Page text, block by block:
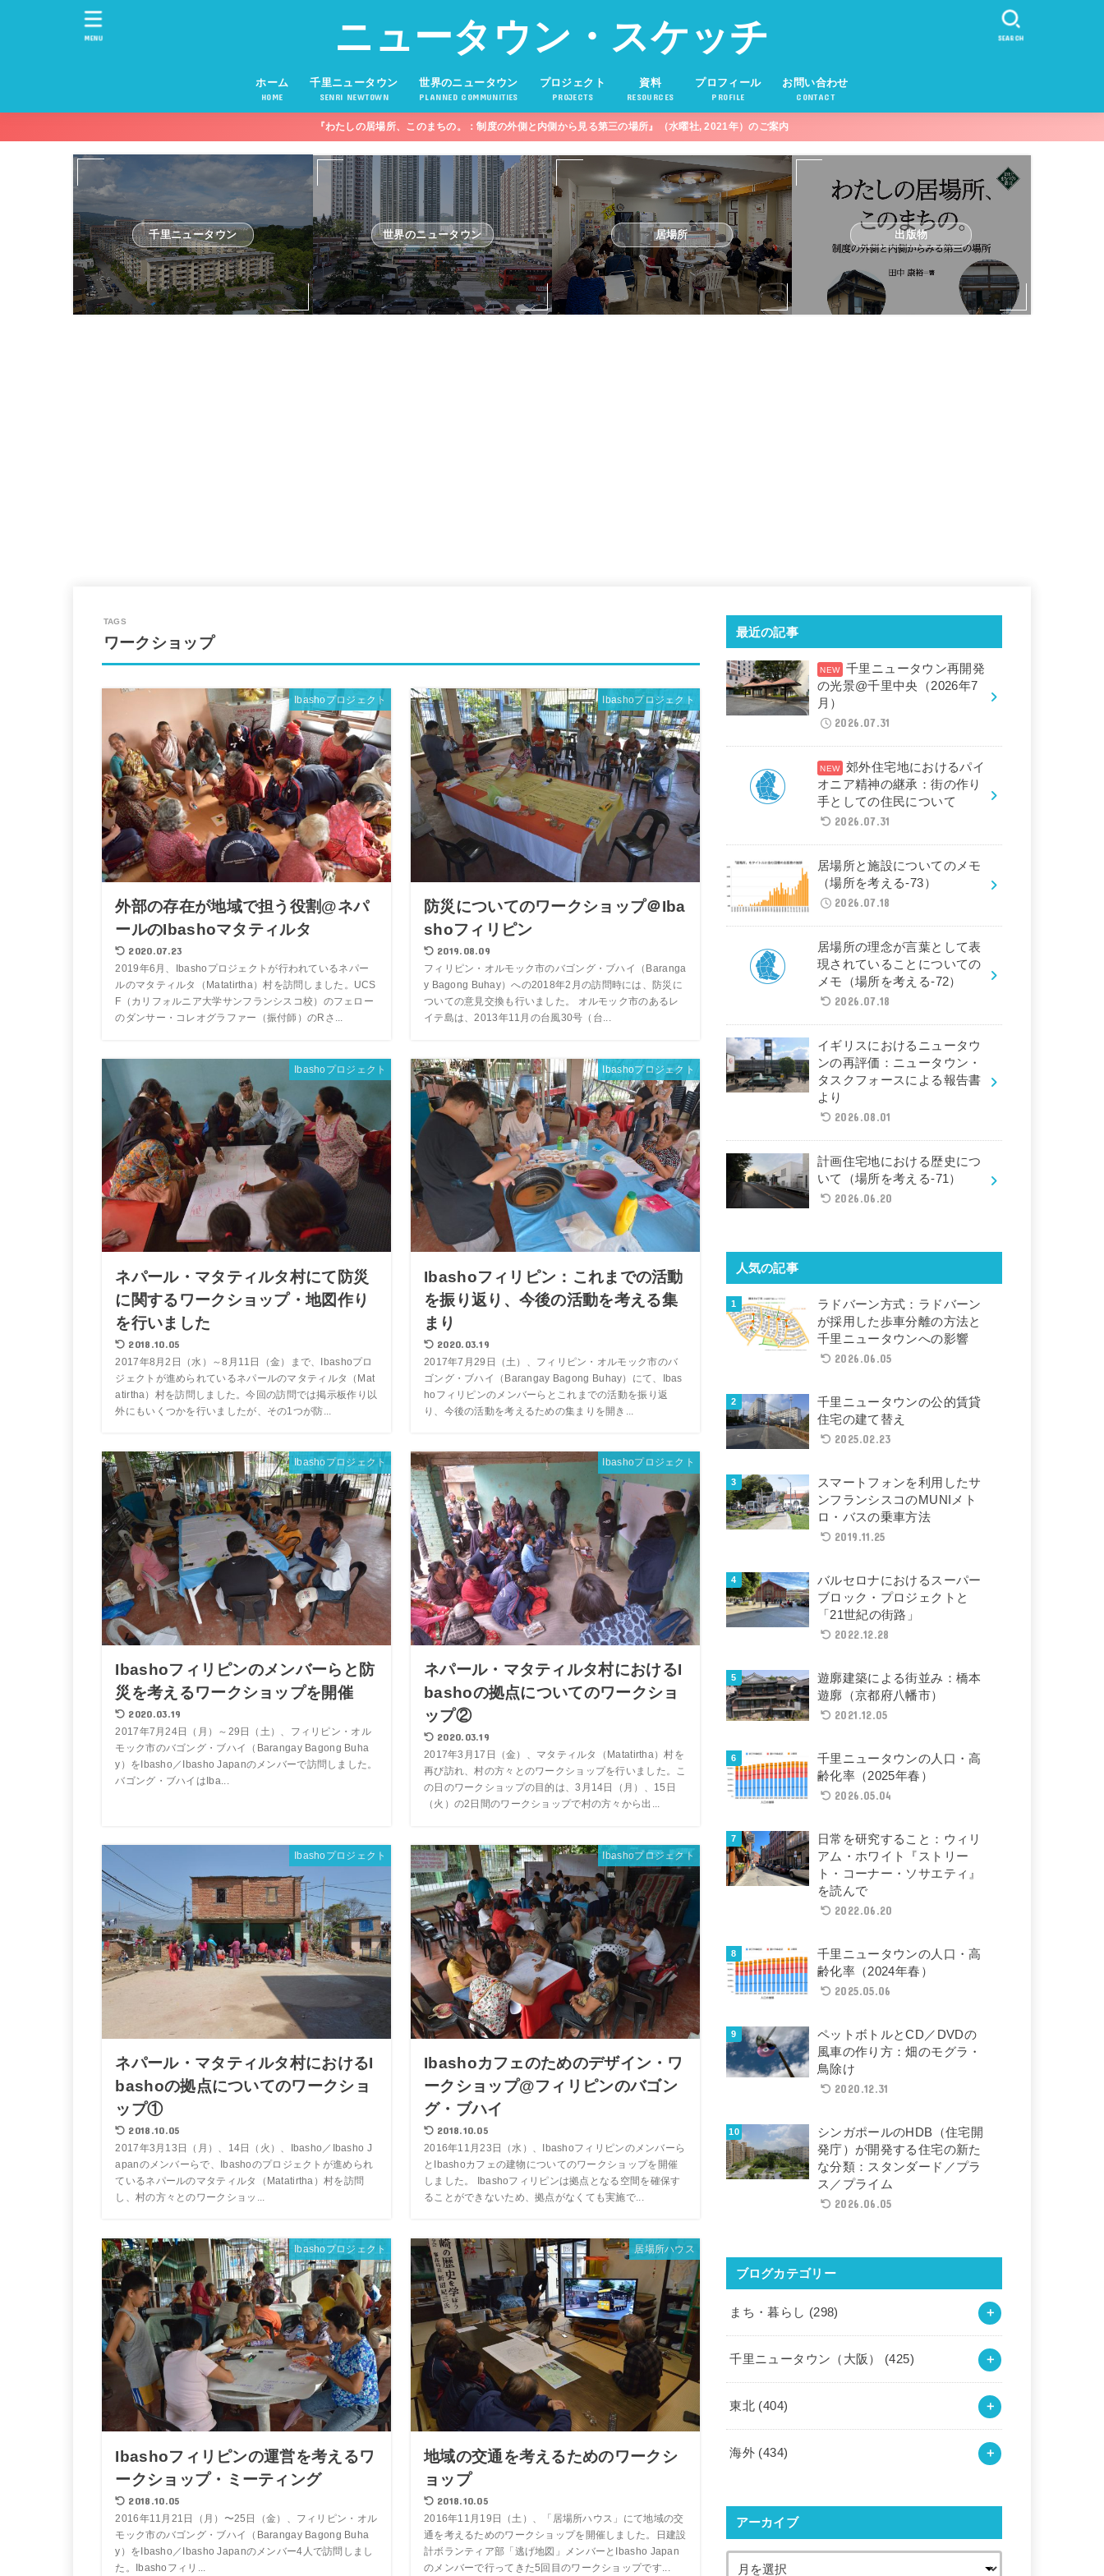
ニュータウン・スケッチ
ホーム
HOME
千里ニュータウン
SENRI NEWTOWN
世界のニュータウン
PLANNED COMMUNITIES
プロジェクト
PROJECTS
資料
RESOURCES
プロフィール
PROFILE
お問い合わせ
CONTACT
SEARCH
MENU
『わたしの居場所、このまちの。：制度の外側と内側から見る第三の場所』（水曜社, 2021年）のご案内
千里ニュータウン 世界のニュータウン 居場所 出版物
ワークショップ
Ibashoプロジェクト
外部の存在が地域で担う役割@ネパ
ールのIbashoマタティルタ
2020.07.23
2019年6月、Ibashoプロジェクトが行われているネパー
ルのマタティルタ（Matatirtha）村を訪問しました。UCS
F（カリフォルニア大学サンフランシスコ校）のフェロー
のダンサー・コレオグラファー（振付師）のRさ...
Ibashoプロジェクト
防災についてのワークショップ＠Iba
shoフィリピン
2019.08.09
フィリピン・オルモック市のバゴング・ブハイ（Baranga
y Bagong Buhay）への2018年2月の訪問時には、防災に
ついての意見交換も行いました。 オルモック市のあるレ
イテ島は、2013年11月の台風30号（台...
Ibashoプロジェクト
ネパール・マタティルタ村にて防災
に関するワークショップ・地図作り
を行いました
2018.10.05
2017年8月2日（水）～8月11日（金）まで、Ibashoプロ
ジェクトが進められているネパールのマタティルタ（Mat
atirtha）村を訪問しました。今回の訪問では掲示板作り以
外にもいくつかを行いましたが、その1つが防...
Ibashoプロジェクト
Ibashoフィリピン：これまでの活動
を振り返り、今後の活動を考える集
まり
2020.03.19
2017年7月29日（土）、フィリピン・オルモック市のバ
ゴング・ブハイ（Barangay Bagong Buhay）にて、Ibas
hoフィリピンのメンバーらとこれまでの活動を振り返
り、今後の活動を考えるための集まりを開き...
Ibashoプロジェクト
Ibashoフィリピンのメンバーらと防
災を考えるワークショップを開催
2020.03.19
2017年7月24日（月）～29日（土）、フィリピン・オル
モック市のバゴング・ブハイ（Barangay Bagong Buha
y）をIbasho／Ibasho Japanのメンバーで訪問しました。
バゴング・ブハイはIba...
Ibashoプロジェクト
ネパール・マタティルタ村におけるI
bashoの拠点についてのワークショ
ップ②
2020.03.19
2017年3月17日（金）、マタティルタ（Matatirtha）村を
再び訪れ、村の方々とのワークショップを行いました。こ
の日のワークショップの目的は、3月14日（月）、15日
（火）の2日間のワークショップで村の方々から出...
Ibashoプロジェクト
ネパール・マタティルタ村におけるI
bashoの拠点についてのワークショ
ップ①
2018.10.05
2017年3月13日（月）、14日（火）、Ibasho／Ibasho J
apanのメンバーらで、Ibashoのプロジェクトが進められ
ているネパールのマタティルタ（Matatirtha）村を訪問
し、村の方々とのワークショッ...
Ibashoプロジェクト
Ibashoカフェのためのデザイン・ワ
ークショップ@フィリピンのバゴン
グ・ブハイ
2018.10.05
2016年11月23日（水）、Ibashoフィリピンのメンバーら
とIbashoカフェの建物についてのワークショップを開催
しました。 Ibashoフィリピンは拠点となる空間を確保す
ることができないため、拠点がなくても実施で...
Ibashoプロジェクト
Ibashoフィリピンの運営を考えるワ
ークショップ・ミーティング
2018.10.05
2016年11月21日（月）〜25日（金）、フィリピン・オル
モック市のバゴング・ブハイ（Barangay Bagong Buha
y）をIbasho／Ibasho Japanのメンバー4人で訪問しまし
た。Ibashoフィリ...
居場所ハウス
地域の交通を考えるためのワークシ
ョップ
2018.10.05
2016年11月19日（土）、「居場所ハウス」にて地域の交
通を考えるためのワークショップを開催しました。日建設
計ボランティア部「逃げ地図」メンバーとIbasho Japan
のメンバーで行ってきた5回目のワークショップです...
最近の記事
千里ニュータウン再開発
の光景@千里中央（2026年7
月）
2026.07.31
郊外住宅地におけるパイ
オニア精神の継承：街の作り
手としての住民について
2026.07.31
居場所と施設についてのメモ
（場所を考える-73）
2026.07.18
居場所の理念が言葉として表
現されていることについての
メモ（場所を考える-72）
2026.07.18
イギリスにおけるニュータウ
ンの再評価：ニュータウン・
タスクフォースによる報告書
より
2026.08.01
計画住宅地における歴史につ
いて（場所を考える-71）
2026.06.20
人気の記事
ラドバーン方式：ラドバーン
が採用した歩車分離の方法と
千里ニュータウンへの影響
2026.06.05
千里ニュータウンの公的賃貸
住宅の建て替え
2025.02.23
スマートフォンを利用したサ
ンフランシスコのMUNIメト
ロ・バスの乗車方法
2019.11.25
バルセロナにおけるスーパー
ブロック・プロジェクトと
「21世紀の街路」
2022.12.28
遊廓建築による街並み：橋本
遊廓（京都府八幡市）
2021.12.05
千里ニュータウンの人口・高
齢化率（2025年春）
2026.05.04
日常を研究すること：ウィリ
アム・ホワイト『ストリー
ト・コーナー・ソサエティ』
を読んで
2022.06.20
千里ニュータウンの人口・高
齢化率（2024年春）
2025.05.06
ペットボトルとCD／DVDの
風車の作り方：畑のモグラ・
鳥除け
2020.12.31
シンガポールのHDB（住宅開
発庁）が開発する住宅の新た
な分類：スタンダード／プラ
ス／プライム
2026.06.05
ブログカテゴリー
まち・暮らし (298)
千里ニュータウン（大阪） (425)
東北 (404)
海外 (434)
アーカイブ